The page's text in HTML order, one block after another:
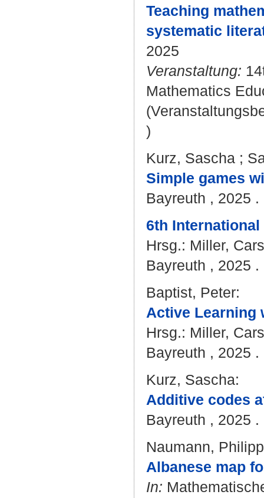
Teaching
systematic
2025
Veranstaltung:
Mathematics
)
Kurz, Sascha ;
Simple games
Bayreuth , 2025 .
6th
Hrsg.: Miller,
Bayreuth , 2025
Baptist, Peter:
Active Learning
Hrsg.: Miller,
Bayreuth , 2025
Kurz, Sascha:
Additive codes
Bayreuth , 2025
Naumann, Philipp
Albanese map
In: